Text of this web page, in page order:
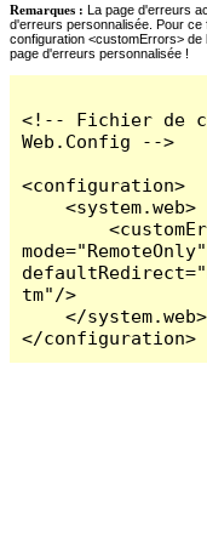
Remarques : La page d'erreurs
d'erreurs personnalisée. Pour ce
configuration <customErrors> de
page d'erreurs personnalisée !
<!-- Fichier de
Web.Config -->
<configuration>
    <system.web>
        <customErrors
mode="RemoteOnly"
tm"/>
    </system.web>
</configuration>